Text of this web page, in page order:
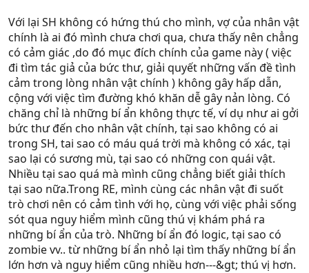
Với lại SH không có hứng thú cho mình, vợ của nhân vật
chính là ai đó mình chưa chơi qua, chưa thấy nên chẳng
có cảm giác ,do đó mục đích chính của game này ( việc
đi tìm tác giả của bức thư, giải quyết những vấn đề tình
cảm trong lòng nhân vật chính ) không gây hấp dẫn,
cộng với việc tìm đường khó khăn dễ gây nản lòng. Có
chăng chỉ là những bí ẩn không thực tế, ví dụ như ai gởi
bức thư đến cho nhân vật chính, tại sao không có ai
trong SH, tai sao có máu quá trời mà không có xác, tại
sao lại có sương mù, tại sao có những con quái vật.
Nhiều tại sao quá mà mình cũng chẳng biết giải thích
tại sao nữa.Trong RE, mình cùng các nhân vật đi suốt
trò chơi nên có cảm tình với họ, cùng với việc phải sống
sót qua nguy hiểm mình cũng thú vị khám phá ra
những bí ẩn của trò. Những bí ẩn đó logic, tại sao có
zombie vv.. từ những bí ẩn nhỏ lại tìm thấy những bí ẩn
lớn hơn và nguy hiểm cũng nhiều hơn---&gt; thú vị hơn.